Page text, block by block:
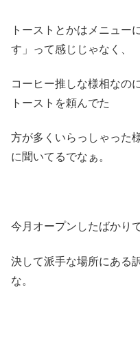
トーストとかはメニュー
す」って感じじゃなく、
コーヒー推しな様相なの
トーストを頼んでた
方が多くいらっしゃった
に聞いてるでなぁ。
今月オープンしたばかり
決して派手な場所にある
な。